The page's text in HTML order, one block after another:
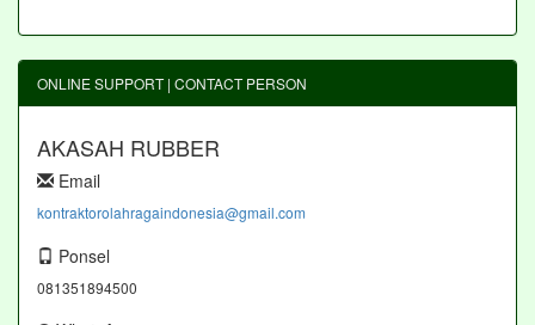
ONLINE SUPPORT | CONTACT PERSON
AKASAH RUBBER
Email
kontraktorolahragaindonesia@gmail.com
Ponsel
081351894500